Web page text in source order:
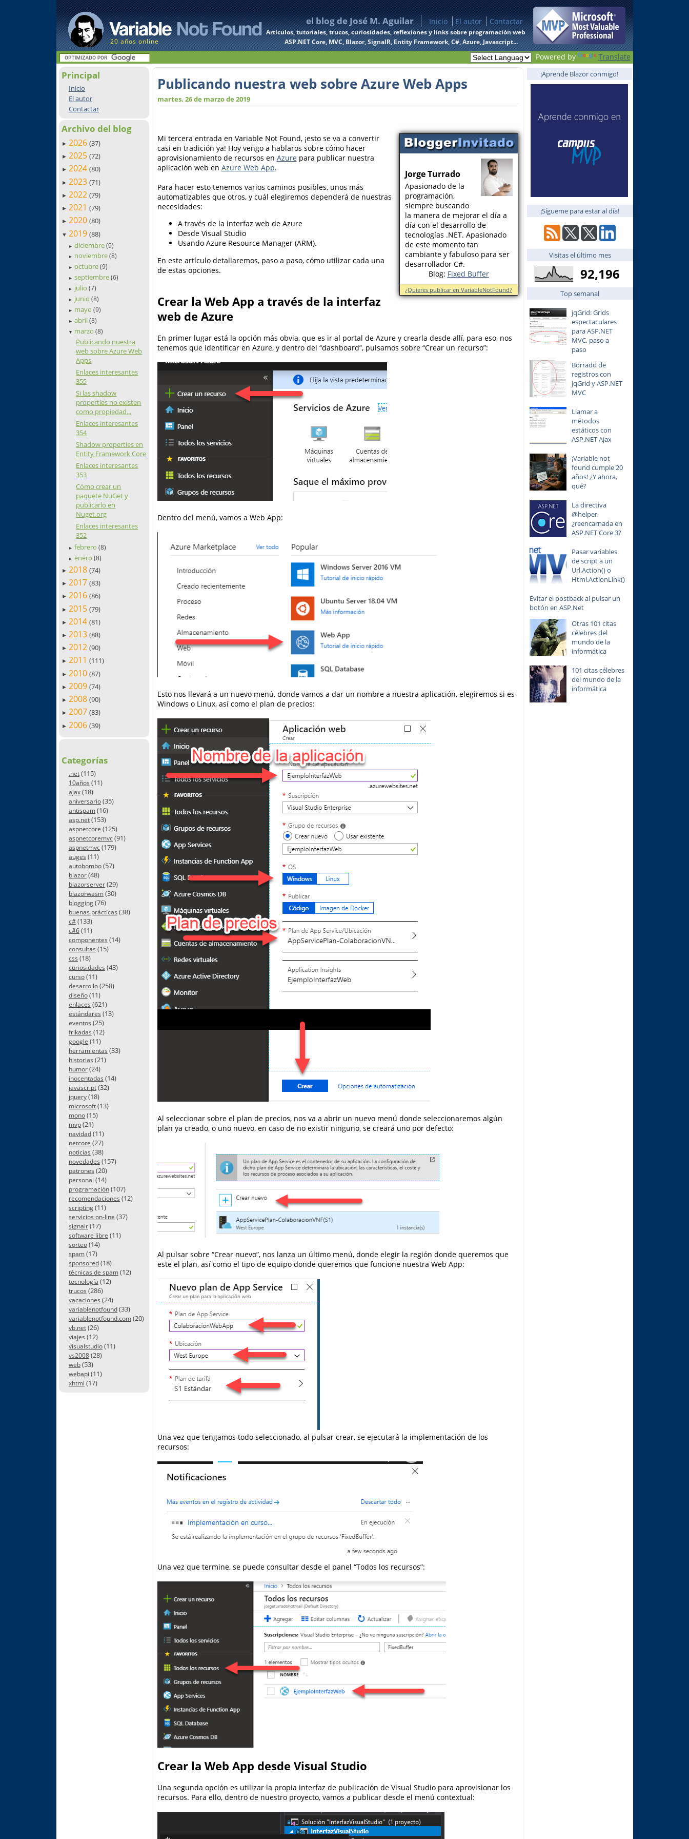
20 años online
el blog de José M. Aguilar Inicio El autor Contactar
Artículos, tutoriales, trucos, curiosidades, reflexiones y links sobre programación web
ASP.NET Core, MVC, Blazor, SignalR, Entity Framework, C#, Azure, Javascript...
Powered by Translate
Principal
Inicio
El autor
Contactar
Archivo del blog
► 2026 (37)
► 2025 (72)
► 2024 (80)
► 2023 (71)
► 2022 (79)
► 2021 (79)
► 2020 (80)
▼ 2019 (88)
► diciembre(9)
► noviembre(8)
► octubre(9)
► septiembre(6)
► julio(7)
► junio(8)
► mayo(9)
► abril(8)
▼ marzo(8)
Publicando nuestra
web sobre Azure Web
Apps
Enlaces interesantes
355
Si las shadow
properties no existen
como propiedad...
Enlaces interesantes
354
Shadow properties en
Entity Framework Core
Enlaces interesantes
353
Cómo crear un
paquete NuGet y
publicarlo en
Nuget.org
Enlaces interesantes
352
► febrero(8)
► enero(8)
► 2018 (74)
► 2017 (83)
► 2016 (86)
► 2015 (79)
► 2014 (81)
► 2013 (88)
► 2012 (90)
► 2011 (111)
► 2010 (87)
► 2009 (74)
► 2008 (90)
► 2007 (83)
► 2006 (39)
Categorías
.net(115)
10años (11)
ajax(18)
aniversario(35)
antispam(16)
asp.net(153)
aspnetcore (125)
aspnetcoremvc(91)
aspnetmvc(179)
auges (11)
autobombo(57)
blazor(48)
blazorserver(29)
blazorwasm(30)
blogging(76)
buenas prácticas (38)
c#(133)
c#6(11)
componentes (14)
consultas (15)
css (18)
curiosidades (43)
curso(11)
desarrollo(258)
diseño(11)
enlaces (621)
estándares (13)
eventos (25)
frikadas (12)
google (11)
herramientas (33)
historias (21)
humor(24)
inocentadas (14)
javascript(32)
jquery(18)
microsoft(13)
mono(15)
mvp(21)
navidad(11)
netcore (27)
noticias (38)
novedades (157)
patrones (20)
personal (14)
programación(107)
recomendaciones (12)
scripting(11)
servicios on-line (37)
signalr(17)
software libre (11)
sorteo(14)
spam(17)
sponsored(18)
técnicas de spam(12)
tecnología (12)
trucos (286)
vacaciones (24)
variablenotfound(33)
variablenotfound.com(20)
vb.net(26)
viajes (12)
visualstudio(11)
vs2008(28)
web(53)
webapi (11)
xhtml (17)
Publicando nuestra web sobre Azure Web Apps
martes, 26 de marzo de 2019
Jorge Turrado
Apasionado de la
programación,
siempre buscando
la manera de mejorar el día a
día con el desarrollo de
tecnologías .NET. Apasionado
de este momento tan
cambiante y fabuloso para ser
desarrollador C#.
Blog: Fixed Buffer
¿Quieres publicar en VariableNotFound?
Mi tercera entrada en Variable Not Found, ¡esto se va a convertir
casi en tradición ya! Hoy vengo a hablaros sobre cómo hacer
aprovisionamiento de recursos en Azure para publicar nuestra
aplicación web en Azure Web App.
Para hacer esto tenemos varios caminos posibles, unos más
automatizables que otros, y cuál elegiremos dependerá de nuestras
necesidades:
A través de la interfaz web de Azure
Desde Visual Studio
Usando Azure Resource Manager (ARM).
En este artículo detallaremos, paso a paso, cómo utilizar cada una
de estas opciones.
Crear la Web App a través de la interfaz
web de Azure
En primer lugar está la opción más obvia, que es ir al portal de Azure y crearla desde allí, para eso, nos
tenemos que identificar en Azure, y dentro del “dashboard”, pulsamos sobre “Crear un recurso”:
Dentro del menú, vamos a Web App:
Esto nos llevará a un nuevo menú, donde vamos a dar un nombre a nuestra aplicación, elegiremos si es
Windows o Linux, así como el plan de precios:
Al seleccionar sobre el plan de precios, nos va a abrir un nuevo menú donde seleccionaremos algún
plan ya creado, o uno nuevo, en caso de no existir ninguno, se creará uno por defecto:
Al pulsar sobre “Crear nuevo”, nos lanza un último menú, donde elegir la región donde queremos que
este el plan, así como el tipo de equipo donde queremos que funcione nuestra Web App:
Una vez que tengamos todo seleccionado, al pulsar crear, se ejecutará la implementación de los
recursos:
Una vez que termine, se puede consultar desde el panel “Todos los recursos”:
Crear la Web App desde Visual Studio
Una segunda opción es utilizar la propia interfaz de publicación de Visual Studio para aprovisionar los
recursos. Para ello, dentro de nuestro proyecto, vamos a publicar desde el menú contextual:
¡Aprende Blazor conmigo!
¡Sígueme para estar al día!
Visitas el último mes
92,196
Top semanal
jqGrid: Grids
espectaculares
para ASP.NET
MVC, paso a
paso
Borrado de
registros con
jqGrid y ASP.NET
MVC
Llamar a
métodos
estáticos con
ASP.NET Ajax
¡Variable not
found cumple 20
años! ¿Y ahora,
qué?
La directiva
@helper,
¿reencarnada en
ASP.NET Core 3?
Pasar variables
de script a un
Url.Action() o
Html.ActionLink()
Evitar el postback al pulsar un
botón en ASP.Net
Otras 101 citas
célebres del
mundo de la
informática
101 citas célebres
del mundo de la
informática